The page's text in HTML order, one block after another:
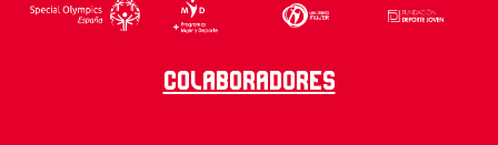
Colaboradores